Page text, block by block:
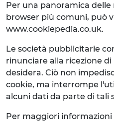
Per una panoramica
browser più comuni, può
www.cookiepedia.co.uk.
Le società pubblicitarie
rinunciare alla ricezione
desidera. Ciò non
cookie, ma interrompe
alcuni dati da parte di tali
Per maggiori